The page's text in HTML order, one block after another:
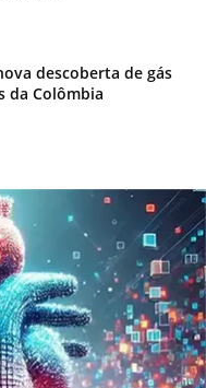
descoberta de gás
da Colômbia